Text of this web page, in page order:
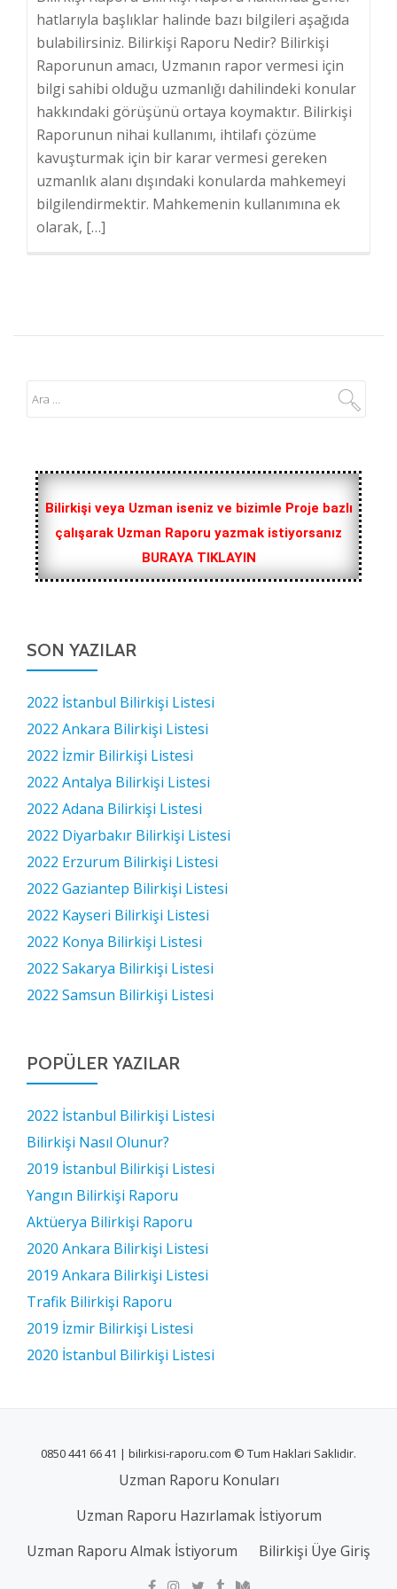
hatlarıyla başlıklar halinde bazı bilgileri aşağıda
bulabilirsiniz. Bilirkişi Raporu Nedir? Bilirkişi
Raporunun amacı, Uzmanın rapor vermesi için
bilgi sahibi olduğu uzmanlığı dahilindeki konular
hakkındaki görüşünü ortaya koymaktır. Bilirkişi
Raporunun nihai kullanımı, ihtilafı çözüme
kavuşturmak için bir karar vermesi gereken
uzmanlık alanı dışındaki konularda mahkemeyi
bilgilendirmektir. Mahkemenin kullanımına ek
olarak, […]
Bilirkişi veya Uzman iseniz ve bizimle Proje bazlı
çalışarak Uzman Raporu yazmak istiyorsanız
BURAYA TIKLAYIN
SON YAZILAR
2022 İstanbul Bilirkişi Listesi
2022 Ankara Bilirkişi Listesi
2022 İzmir Bilirkişi Listesi
2022 Antalya Bilirkişi Listesi
2022 Adana Bilirkişi Listesi
2022 Diyarbakır Bilirkişi Listesi
2022 Erzurum Bilirkişi Listesi
2022 Gaziantep Bilirkişi Listesi
2022 Kayseri Bilirkişi Listesi
2022 Konya Bilirkişi Listesi
2022 Sakarya Bilirkişi Listesi
2022 Samsun Bilirkişi Listesi
POPÜLER YAZILAR
2022 İstanbul Bilirkişi Listesi
Bilirkişi Nasıl Olunur?
2019 İstanbul Bilirkişi Listesi
Yangın Bilirkişi Raporu
Aktüerya Bilirkişi Raporu
2020 Ankara Bilirkişi Listesi
2019 Ankara Bilirkişi Listesi
Trafik Bilirkişi Raporu
2019 İzmir Bilirkişi Listesi
2020 İstanbul Bilirkişi Listesi
0850 441 66 41 | bilirkisi-raporu.com © Tum Haklari Saklidir.
Uzman Raporu Konuları
Uzman Raporu Hazırlamak İstiyorum
Uzman Raporu Almak İstiyorum
Bilirkişi Üye Giriş